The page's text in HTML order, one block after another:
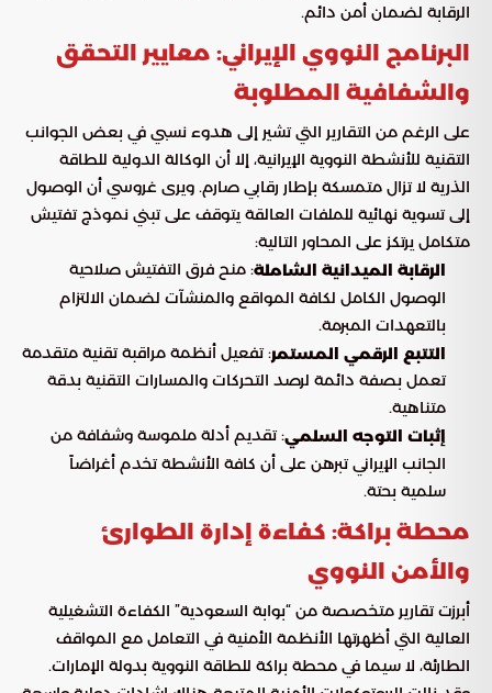
الرقابة لضمان أمن دائم.
البرنامج النووي الإيراني: معايير التحقق
والشفافية المطلوبة
على الرغم من التقارير التي تشير إلى هدوء نسبي في بعض الجوانب
التقنية للأنشطة النووية الإيرانية، إلا أن الوكالة الدولية للطاقة
الذرية لا تزال متمسكة بإطار رقابي صارم. ويرى غروسي أن الوصول
إلى تسوية نهائية للملفات العالقة يتوقف على تبني نموذج تفتيش
متكامل يرتكز على المحاور التالية:
الرقابة الميدانية الشاملة: منح فرق التفتيش صلاحية
الوصول الكامل لكافة المواقع والمنشآت لضمان الالتزام
بالتعهدات المبرمة.
التتبع الرقمي المستمر: تفعيل أنظمة مراقبة تقنية متقدمة
تعمل بصفة دائمة لرصد التحركات والمسارات التقنية بدقة
متناهية.
إثبات التوجه السلمي: تقديم أدلة ملموسة وشفافة من
الجانب الإيراني تبرهن على أن كافة الأنشطة تخدم أغراضاً
سلمية بحتة.
محطة براكة: كفاءة إدارة الطوارئ
والأمن النووي
أبرزت تقارير متخصصة من “بوابة السعودية” الكفاءة التشغيلية
العالية التي أظهرتها الأنظمة الأمنية في التعامل مع المواقف
الطارئة، لا سيما في محطة براكة للطاقة النووية بدولة الإمارات.